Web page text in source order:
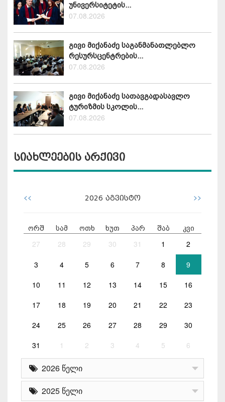
უნივერსიტეტის...
07.08.2026
გივი მიქანაძე საგანმანათლებლო
რესურსცენტრების...
07.08.2026
გივი მიქანაძე სათავგადასავლო
ტურიზმის სკოლის...
07.08.2026
სიახლეების არქივი
<< 2026 აგვისტო >>
ორშ სამ ოთხ ხუთ პარ შაბ კვი
27 28 29 30 31 1 2
3 4 5 6 7 8 9
10 11 12 13 14 15 16
17 18 19 20 21 22 23
24 25 26 27 28 29 30
31 1 2 3 4 5 6
2026 წელი
2025 წელი